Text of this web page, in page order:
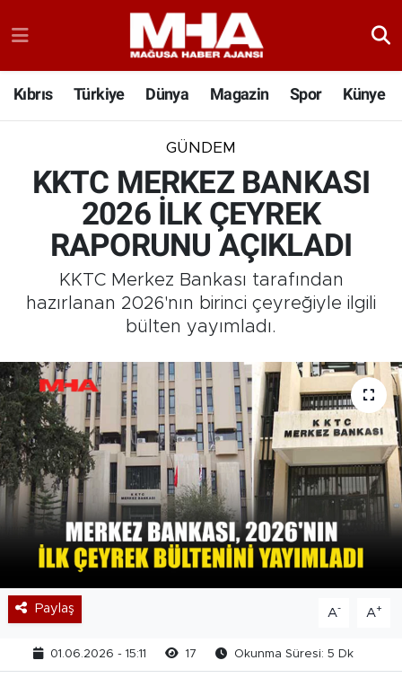
Kıbrıs Türkiye Dünya Magazin Spor Künye
GÜNDEM
KKTC MERKEZ BANKASI
2026 İLK ÇEYREK
RAPORUNU AÇIKLADI
KKTC Merkez Bankası tarafından
hazırlanan 2026'nın birinci çeyreğiyle ilgili
bülten yayımladı.
Paylaş A- A+
01.06.2026 - 15:11 17 Okunma Süresi: 5 Dk